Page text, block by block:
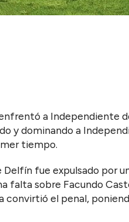
a Independiente
y dominando a
tiempo.
fue expulsado por
falta sobre Facundo
el penal,